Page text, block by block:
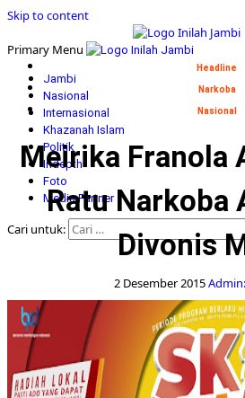
Skip to content
Primary Menu
Jambi
Nasional
Internasional
Khazanah Islam
Politik
Indepth
Foto
Media Partner
Cari untuk:
Headline
Narkoba
Nasional
Meirika Franola
Ratu Narkoba
Divonis
2 Desember 2015